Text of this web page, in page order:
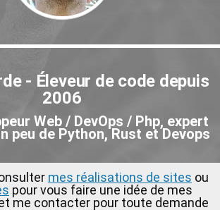
- Éleveur de code depuis
2006
Web / DevOps / Php, expert
peu de Python, Rust et Devops
mes réalisations de sites ou
pour vous faire une idée de mes
me contacter pour toute demande